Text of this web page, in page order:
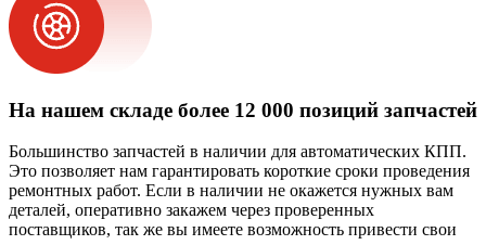
На нашем складе более 12 000 позиций запчастей
Большинство запчастей в наличии для автоматических КПП.
Это позволяет нам гарантировать короткие сроки проведения
ремонтных работ. Если в наличии не окажется нужных вам
деталей, оперативно закажем через проверенных
поставщиков, так же вы имеете возможность привести свои